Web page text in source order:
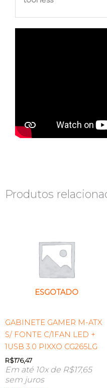
Produtos
ESGOTADO
GABINETE GAMER M-ATX
S/ FONTE C/1FAN LED +
1USB 3.0 PIXXO CG265LG
R$176,47
Em até 10x de R$17,65
sem juros